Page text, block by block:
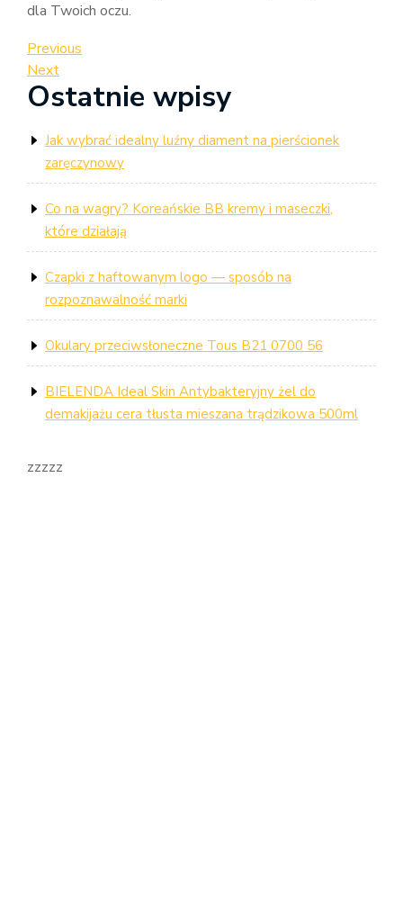
dla Twoich oczu.
Nawigacja
wpisu
Previous
Post
Previous
Next
Post
Next
Ostatnie wpisy
Jak wybrać idealny luźny diament na pierścionek
zaręczynowy
Co na wagry? Koreańskie BB kremy i maseczki,
które działają
Czapki z haftowanym logo — sposób na
rozpoznawalność marki
Okulary przeciwsłoneczne Tous B21 0700 56
BIELENDA Ideal Skin Antybakteryjny żel do
demakijażu cera tłusta mieszana trądzikowa 500ml
zzzzz